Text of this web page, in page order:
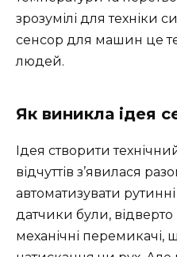
зрозумілі для техніки
сенсор для машин це
людей.
Як виникла ідея
Ідея створити
відчуттів з’явилася
автоматизувати
датчики були,
механічні перемикачі,